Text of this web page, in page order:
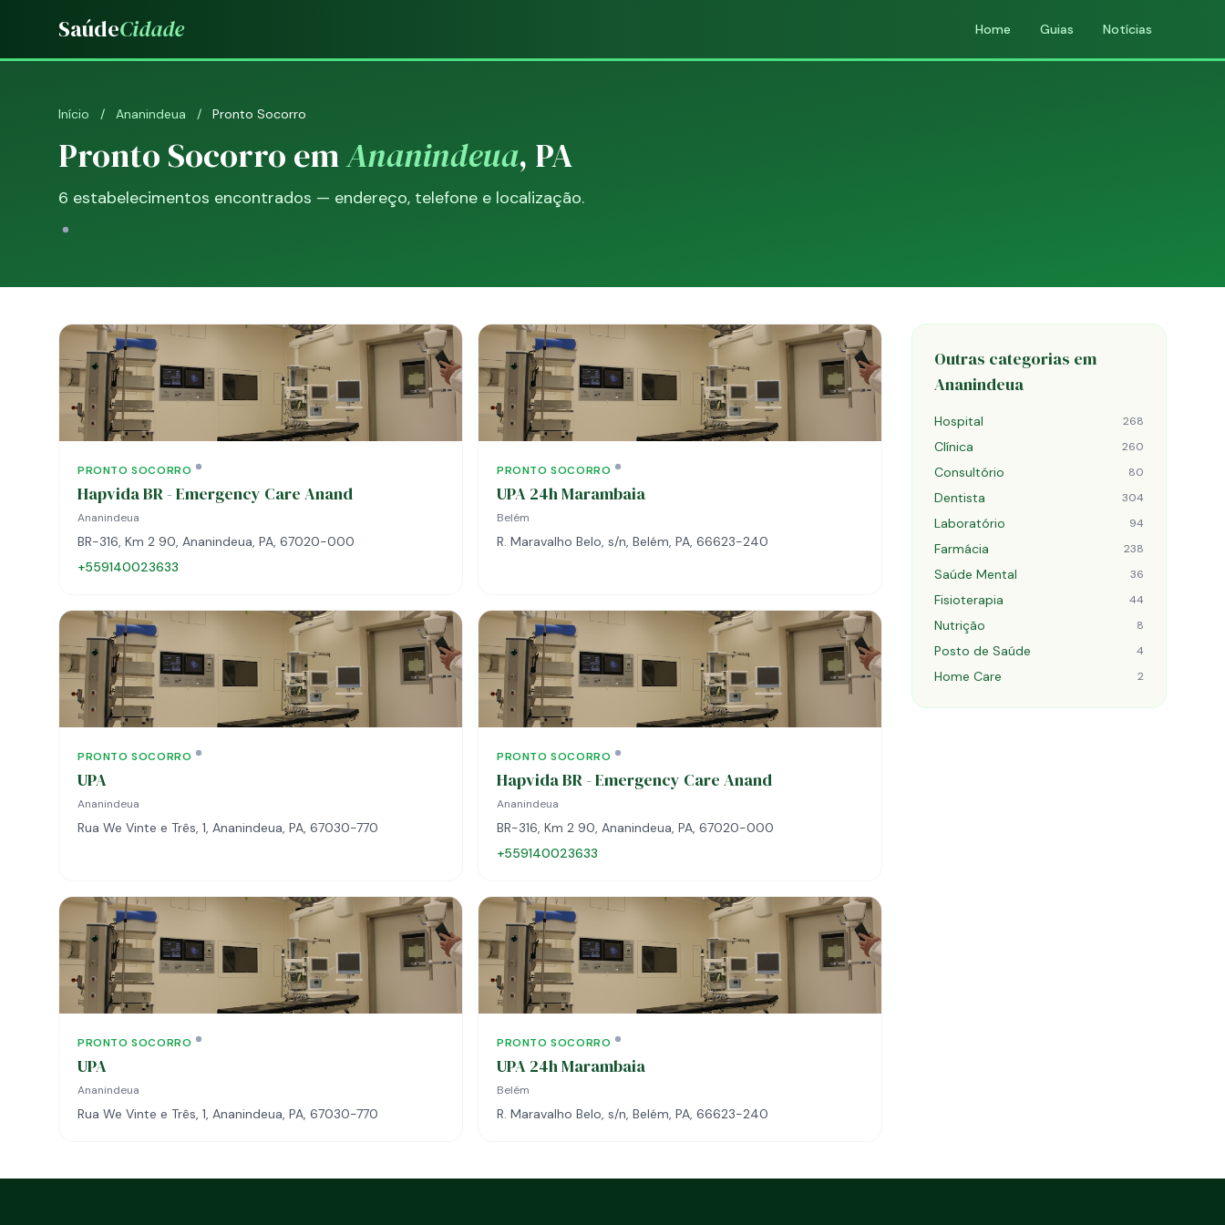
SaúdeCidade Home Guias Notícias
Início / Ananindeua / Pronto Socorro
Pronto Socorro emAnanindeua, PA
6 estabelecimentos encontrados — endereço, telefone e localização.
PRONTO SOCORRO
Hapvida BR - Emergency Care Anand
Ananindeua
BR-316, Km 2 90, Ananindeua, PA, 67020-000
+559140023633
PRONTO SOCORRO
UPA 24h Marambaia
Belém
R. Maravalho Belo, s/n, Belém, PA, 66623-240
PRONTO SOCORRO
UPA
Ananindeua
Rua We Vinte e Três, 1, Ananindeua, PA, 67030-770
PRONTO SOCORRO
Hapvida BR - Emergency Care Anand
Ananindeua
BR-316, Km 2 90, Ananindeua, PA, 67020-000
+559140023633
PRONTO SOCORRO
UPA
Ananindeua
Rua We Vinte e Três, 1, Ananindeua, PA, 67030-770
PRONTO SOCORRO
UPA 24h Marambaia
Belém
R. Maravalho Belo, s/n, Belém, PA, 66623-240
Outras categorias em
Ananindeua
Hospital 268
Clínica 260
Consultório 80
Dentista 304
Laboratório 94
Farmácia 238
Saúde Mental 36
Fisioterapia 44
Nutrição 8
Posto de Saúde 4
Home Care 2